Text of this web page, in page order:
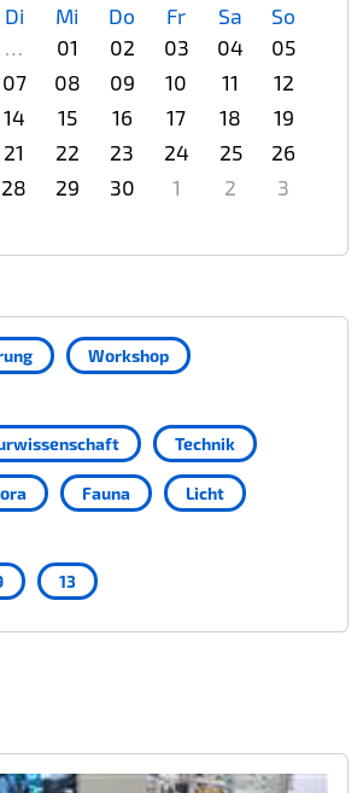
Di Mi Do Fr Sa So
… 01 02 03 04 05
07 08 09 10 11 12
14 15 16 17 18 19
21 22 23 24 25 26
28 29 30 1 2 3
Workshop
Technik
Fauna Licht
13